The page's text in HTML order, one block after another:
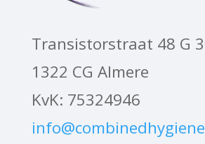
Transistorstraat 48 G
1322 CG Almere
KvK: 75324946